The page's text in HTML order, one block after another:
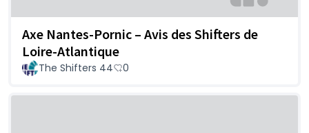
Axe Nantes-Pornic – Avis des Shifters de
Loire-Atlantique
The Shifters 44 0